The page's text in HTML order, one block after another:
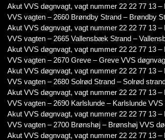
Akut VVS døgnvagt, vagt nummer 22 22 77 13
VVS vagten – 2660 Brøndby Strand – Brøndby
Akut VVS døgnvagt, vagt nummer 22 22 77 13
VVS vagten – 2665 Vallensbæk Strand –
Akut VVS døgnvagt, vagt nummer 22 22 77 13
VVS vagten – 2670 Greve – Greve VVS
Akut VVS døgnvagt, vagt nummer 22 22 77 13
VVS vagten – 2680 Solrød Strand – Solrød
Akut VVS døgnvagt, vagt nummer 22 22 77 13
VVS vagten – 2690 Karlslunde – Karlslunde
Akut VVS døgnvagt, vagt nummer 22 22 77 13
VVS vagten – 2700 Brønshøj – Brønshøj VVS
Akut VVS døgnvagt, vagt nummer 22 22 77 13